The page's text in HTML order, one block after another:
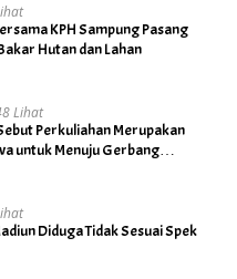
KPH Sampung Pasang
Hutan dan Lahan
Lihat
Perkuliahan Merupakan
untuk Menuju Gerbang
Diduga Tidak Sesuai Spek